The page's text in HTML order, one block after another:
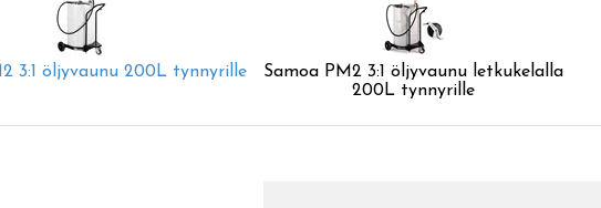
3:1 öljyvaunu 200L tynnyrille
Samoa PM2 3:1 öljyvaunu letkukelalla
200L tynnyrille